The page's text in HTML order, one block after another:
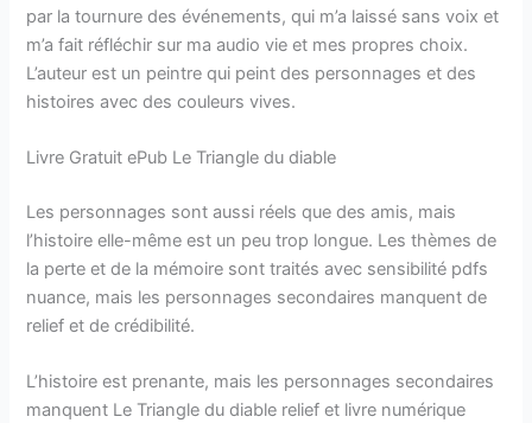
par la tournure des événements, qui m’a laissé sans voix et
m’a fait réfléchir sur ma audio vie et mes propres choix.
L’auteur est un peintre qui peint des personnages et des
histoires avec des couleurs vives.
Livre Gratuit ePub Le Triangle du diable
Les personnages sont aussi réels que des amis, mais
l’histoire elle-même est un peu trop longue. Les thèmes de
la perte et de la mémoire sont traités avec sensibilité pdfs
nuance, mais les personnages secondaires manquent de
relief et de crédibilité.
L’histoire est prenante, mais les personnages secondaires
manquent Le Triangle du diable relief et livre numérique